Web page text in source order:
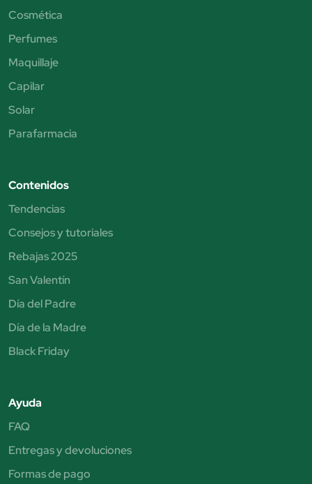
Cosmética
Perfumes
Maquillaje
Capilar
Solar
Parafarmacia
Contenidos
Tendencias
Consejos y tutoriales
Rebajas 2025
San Valentín
Día del Padre
Día de la Madre
Black Friday
Ayuda
FAQ
Entregas y devoluciones
Formas de pago